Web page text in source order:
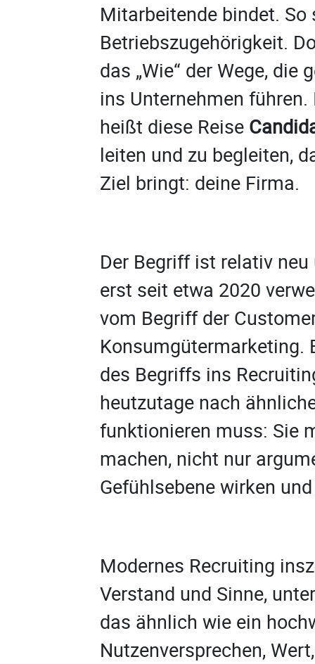
Mitarbeitende bindet. So
Betriebszugehörigkeit.
das „Wie“ der Wege, die
ins Unternehmen
heißt diese Reise
leiten und zu begleiten,
Ziel bringt: deine Firma.
Der Begriff ist relativ
erst seit etwa 2020
vom Begriff der
Konsumgütermar­keting.
des Begriffs ins
heutzutage nach
funktionieren muss: Sie
machen, nicht nur
Gefühlsebene wirken
Modernes Recruiting
Verstand und Sinne,
das ähnlich wie ein
Nutzenversprechen,